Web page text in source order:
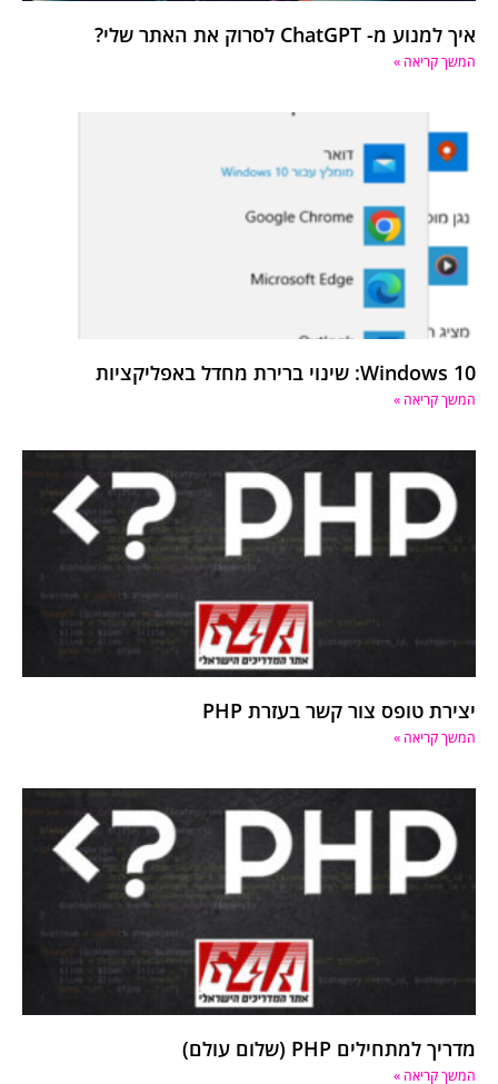
איך למנוע מ- ChatGPT לסרוק את האתר שלי?
המשך קריאה »
Windows 10: שינוי ברירת מחדל באפליקציות
המשך קריאה »
יצירת טופס צור קשר בעזרת PHP
המשך קריאה »
מדריך למתחילים PHP (שלום עולם)
המשך קריאה »